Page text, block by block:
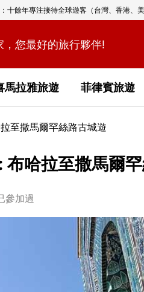
十餘年專注接待全球遊客（台灣、香港、
，您最好的旅行夥伴!
馬拉雅旅遊 菲律賓旅遊
至撒馬爾罕絲路古城遊
哈拉至撒馬爾
參加過